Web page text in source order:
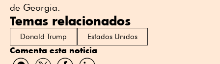
de Georgia.
Temas relacionados
Donald Trump Estados Unidos
Comenta esta noticia